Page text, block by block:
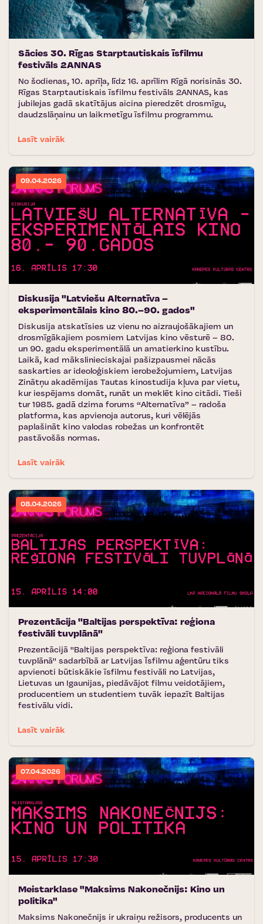
Sācies 30. Rīgas Starptautiskais īsfilmu
festivāls 2ANNAS
No šodienas, 10. aprīļa, līdz 16. aprīlim Rīgā norisinās 30.
Rīgas Starptautiskais īsfilmu festivāls 2ANNAS, kas
jubilejas gadā skatītājus aicina pieredzēt drosmīgu,
daudzslāņainu un laikmetīgu īsfilmu programmu.
Lasīt vairāk
09.04.2026
Diskusija "Latviešu Alternatīva –
eksperimentālais kino 80.–90. gados"
Diskusija atskatīsies uz vienu no aizraujošākajiem un
drosmīgākajiem posmiem Latvijas kino vēsturē – 80.
un 90. gadu eksperimentālā un amatierkino kustību.
Laikā, kad mākslinieciskajai pašizpausmei nācās
saskarties ar ideoloģiskiem ierobežojumiem, Latvijas
Zinātņu akadēmijas Tautas kinostudija kļuva par vietu,
kur iespējams domāt, runāt un meklēt kino citādi. Tieši
tur 1985. gadā dzima forums “Alternatīva” – radoša
platforma, kas apvienoja autorus, kuri vēlējās
paplašināt kino valodas robežas un konfrontēt
pastāvošās normas.
Lasīt vairāk
08.04.2026
Prezentācija ''Baltijas perspektīva: reģiona
festivāli tuvplānā''
Prezentācijā ''Baltijas perspektīva: reģiona festivāli
tuvplānā'' sadarbībā ar Latvijas Īsfilmu aģentūru tiks
apvienoti būtiskākie īsfilmu festivāli no Latvijas,
Lietuvas un Igaunijas, piedāvājot filmu veidotājiem,
producentiem un studentiem tuvāk iepazīt Baltijas
festivālu vidi.
Lasīt vairāk
07.04.2026
Meistarklase "Maksims Nakonečnijs: Kino un
politika"
Maksims Nakonečnijs ir ukraiņu režisors, producents un